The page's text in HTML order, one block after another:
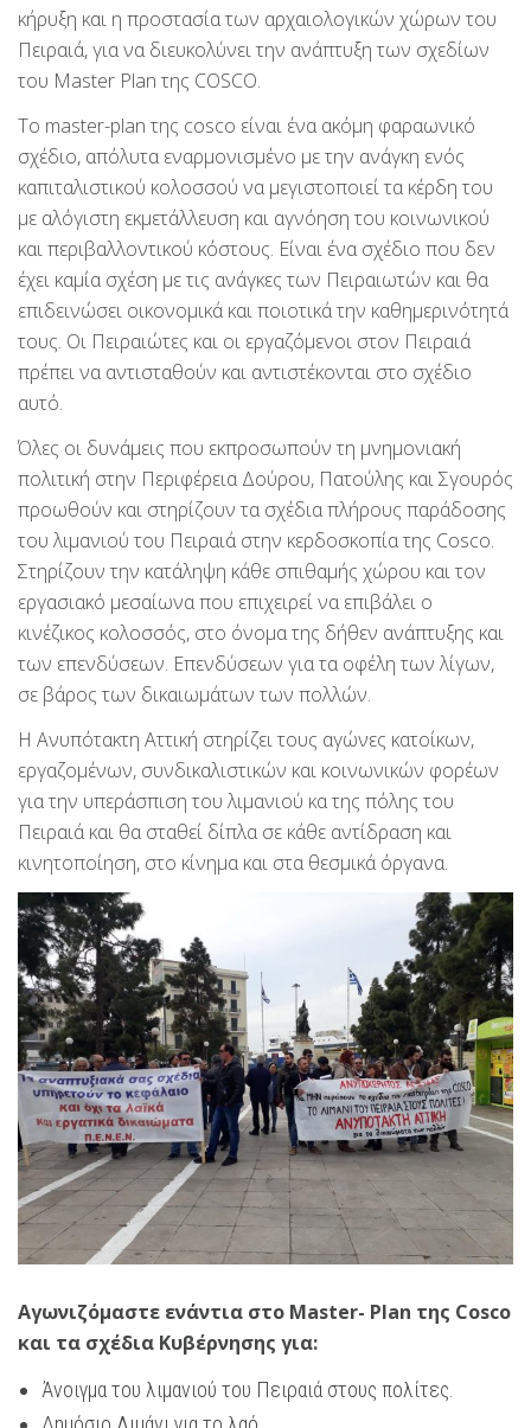
κήρυξη και η προστασία των αρχαιολογικών χώρων του
Πειραιά, για να διευκολύνει την ανάπτυξη των σχεδίων
του Master Plan της COSCO.
Το master-plan της cosco είναι ένα ακόμη φαραωνικό
σχέδιο, απόλυτα εναρμονισμένο με την ανάγκη ενός
καπιταλιστικού κολοσσού να μεγιστοποιεί τα κέρδη του
με αλόγιστη εκμετάλλευση και αγνόηση του κοινωνικού
και περιβαλλοντικού κόστους. Είναι ένα σχέδιο που δεν
έχει καμία σχέση με τις ανάγκες των Πειραιωτών και θα
επιδεινώσει οικονομικά και ποιοτικά την καθημερινότητά
τους. Οι Πειραιώτες και οι εργαζόμενοι στον Πειραιά
πρέπει να αντισταθούν και αντιστέκονται στο σχέδιο
αυτό.
Όλες οι δυνάμεις που εκπροσωπούν τη μνημονιακή
πολιτική στην Περιφέρεια Δούρου, Πατούλης και Σγουρός
προωθούν και στηρίζουν τα σχέδια πλήρους παράδοσης
του λιμανιού του Πειραιά στην κερδοσκοπία της Cosco.
Στηρίζουν την κατάληψη κάθε σπιθαμής χώρου και τον
εργασιακό μεσαίωνα που επιχειρεί να επιβάλει ο
κινέζικος κολοσσός, στο όνομα της δήθεν ανάπτυξης και
των επενδύσεων. Επενδύσεων για τα οφέλη των λίγων,
σε βάρος των δικαιωμάτων των πολλών.
Η Ανυπότακτη Αττική στηρίζει τους αγώνες κατοίκων,
εργαζομένων, συνδικαλιστικών και κοινωνικών φορέων
για την υπεράσπιση του λιμανιού κα της πόλης του
Πειραιά και θα σταθεί δίπλα σε κάθε αντίδραση και
κινητοποίηση, στο κίνημα και στα θεσμικά όργανα.
Αγωνιζόμαστε ενάντια στο Master- Plan της Cosco
και τα σχέδια Κυβέρνησης για:
Άνοιγμα του λιμανιού του Πειραιά στους πολίτες.